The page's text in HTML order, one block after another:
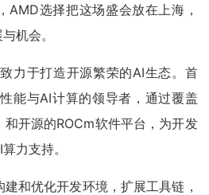
AMD选择把这场盛会放在上海，
机会。
力于打造开源繁荣的AI生态。首
能与AI计算的领导者，通过覆盖
开源的ROCm软件平台，为开发
力支持。
和优化开发环境，扩展工具链，